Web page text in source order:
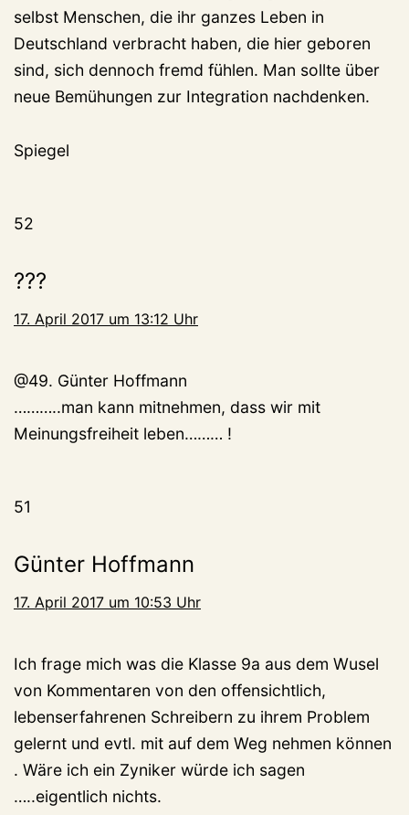
selbst Menschen, die ihr ganzes Leben in
Deutschland verbracht haben, die hier geboren
sind, sich dennoch fremd fühlen. Man sollte über
neue Bemühungen zur Integration nachdenken.
Spiegel
52
???
17. April 2017 um 13:12 Uhr
@49. Günter Hoffmann
………..man kann mitnehmen, dass wir mit
Meinungsfreiheit leben……… !
51
Günter Hoffmann
17. April 2017 um 10:53 Uhr
Ich frage mich was die Klasse 9a aus dem Wusel
von Kommentaren von den offensichtlich,
lebenserfahrenen Schreibern zu ihrem Problem
gelernt und evtl. mit auf dem Weg nehmen können
. Wäre ich ein Zyniker würde ich sagen
…..eigentlich nichts.